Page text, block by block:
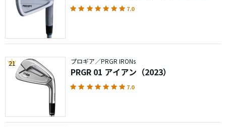
7.0
21 プロギア／PRGR IRONs
PRGR 01 アイアン（2023）
7.0